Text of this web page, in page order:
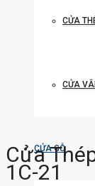
CỬA
CỬA
CỬA GỖ
Cửa
1C-21